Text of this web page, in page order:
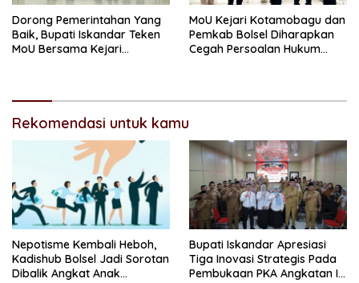
Dorong Pemerintahan Yang
Baik, Bupati Iskandar Teken
MoU Bersama Kejari
MoU Kejari Kotamobagu dan
Pemkab Bolsel Diharapkan
Cegah Persoalan Hukum
Rekomendasi untuk kamu
Nepotisme Kembali Heboh,
Kadishub Bolsel Jadi Sorotan
Dibalik Angkat Anak
Bupati Iskandar Apresiasi
Tiga Inovasi Strategis Pada
Pembukaan PKA Angkatan II